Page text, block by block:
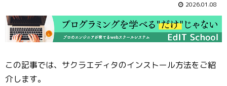
2026.01.08
この記事では、サクラエディタのインストール方法をご紹
介します。